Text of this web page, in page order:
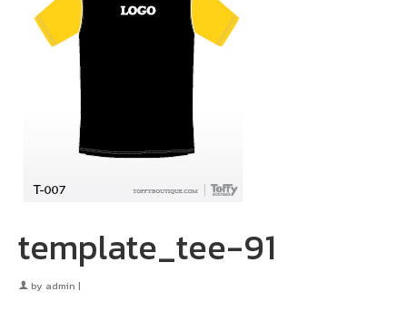
template_tee-91
by admin |